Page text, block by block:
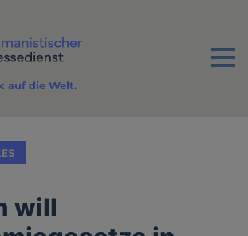
Menu
auf die Welt.
will